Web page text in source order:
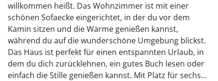
willkommen heißt. Das Wohnzimmer ist mit einer
schönen Sofaecke eingerichtet, in der du vor dem
Kamin sitzen und die Wärme genießen kannst,
während du auf die wunderschöne Umgebung blickst.
Das Haus ist perfekt für einen entspannten Urlaub, in
dem du dich zurücklehnen, ein gutes Buch lesen oder
einfach die Stille genießen kannst. Mit Platz für sechs